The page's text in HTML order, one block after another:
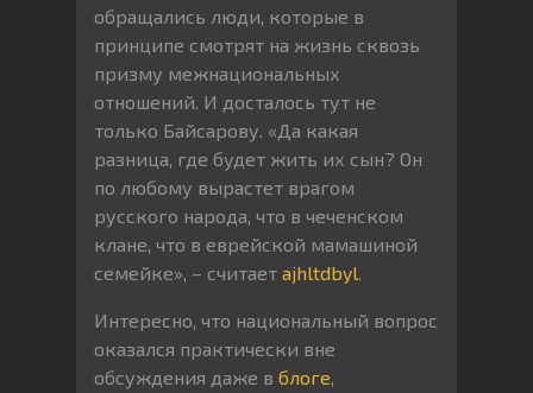
обращались люди, которые в
принципе смотрят на жизнь сквозь
призму межнациональных
отношений. И досталось тут не
только Байсарову. «Да какая
разница, где будет жить их сын? Он
по любому вырастет врагом
русского народа, что в чеченском
клане, что в еврейской мамашиной
семейке», – считает ajhltdbyl.
Интересно, что национальный вопрос
оказался практически вне
обсуждения даже в блоге,